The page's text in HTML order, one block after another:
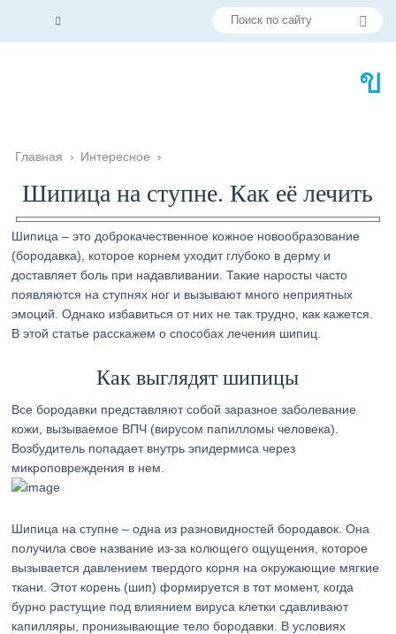
Главная › Интересное ›
Шипица на ступне. Как её лечить
Шипица – это доброкачественное кожное новообразование
(бородавка), которое корнем уходит глубоко в дерму и
доставляет боль при надавливании. Такие наросты часто
появляются на ступнях ног и вызывают много неприятных
эмоций. Однако избавиться от них не так трудно, как кажется.
В этой статье расскажем о способах лечения шипиц.
Как выглядят шипицы
Все бородавки представляют собой заразное заболевание
кожи, вызываемое ВПЧ (вирусом папилломы человека).
Возбудитель попадает внутрь эпидермиса через
микроповреждения в нем.
Шипица на ступне – одна из разновидностей бородавок. Она
получила свое название из-за колющего ощущения, которое
вызывается давлением твердого корня на окружающие мягкие
ткани. Этот корень (шип) формируется в тот момент, когда
бурно растущие под влиянием вируса клетки сдавливают
капилляры, пронизывающие тело бородавки. В условиях